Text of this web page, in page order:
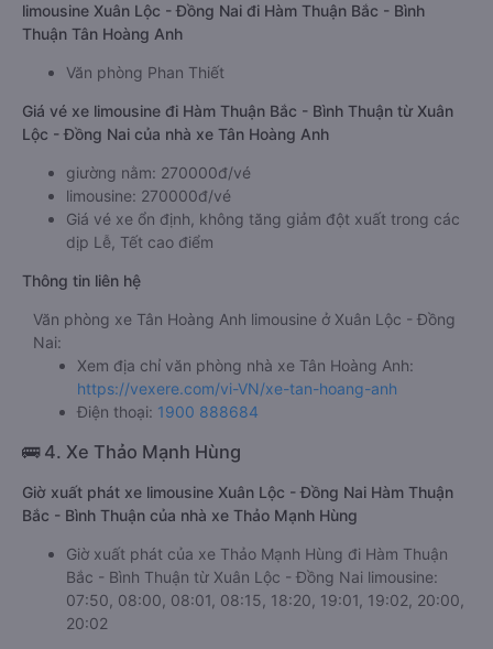
limousine Xuân Lộc - Đồng Nai đi Hàm Thuận Bắc - Bình
Thuận Tân Hoàng Anh
Văn phòng Phan Thiết
Giá vé xe limousine đi Hàm Thuận Bắc - Bình Thuận từ Xuân
Lộc - Đồng Nai của nhà xe Tân Hoàng Anh
giường nằm: 270000đ/vé
limousine: 270000đ/vé
Giá vé xe ổn định, không tăng giảm đột xuất trong các
dịp Lễ, Tết cao điểm
Thông tin liên hệ
Văn phòng xe Tân Hoàng Anh limousine ở Xuân Lộc - Đồng
Nai:
Xem địa chỉ văn phòng nhà xe Tân Hoàng Anh:
https://vexere.com/vi-VN/xe-tan-hoang-anh
Điện thoại: 1900 888684
🚌 4. Xe Thảo Mạnh Hùng
Giờ xuất phát xe limousine Xuân Lộc - Đồng Nai Hàm Thuận
Bắc - Bình Thuận của nhà xe Thảo Mạnh Hùng
Giờ xuất phát của xe Thảo Mạnh Hùng đi Hàm Thuận
Bắc - Bình Thuận từ Xuân Lộc - Đồng Nai limousine:
07:50, 08:00, 08:01, 08:15, 18:20, 19:01, 19:02, 20:00,
20:02